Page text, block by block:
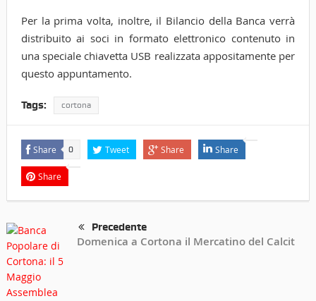
Per la prima volta, inoltre, il Bilancio della Banca verrà
distribuito ai soci in formato elettronico contenuto in
una speciale chiavetta USB realizzata appositamente per
questo appuntamento.
Tags: cortona
Share 0 Tweet Share Share
Share
Precedente
Domenica a Cortona il Mercatino del Calcit